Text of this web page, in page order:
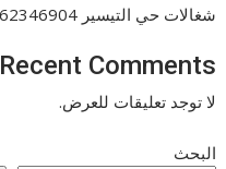
شغالات حي التيسير 0562346904
Recent Comments
لا توجد تعليقات للعرض.
البحث